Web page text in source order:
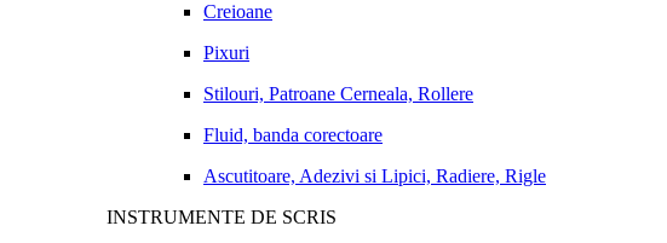
Creioane
Pixuri
Stilouri, Patroane Cerneala, Rollere
Fluid, banda corectoare
Ascutitoare, Adezivi si Lipici, Radiere, Rigle
INSTRUMENTE DE SCRIS